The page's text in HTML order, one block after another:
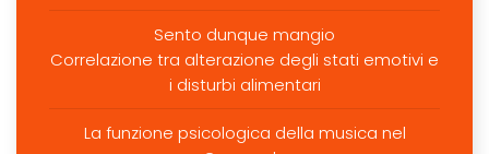
Sento dunque mangio
Correlazione tra alterazione degli stati emotivi e
i disturbi alimentari
La funzione psicologica della musica nel